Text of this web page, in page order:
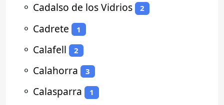
⚬ Cadalso de los Vidrios 2
⚬ Cadrete 1
⚬ Calafell 2
⚬ Calahorra 3
⚬ Calasparra 1